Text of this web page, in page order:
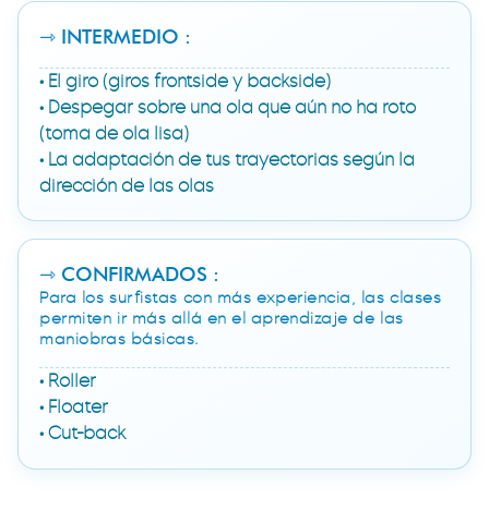
⇾ INTERMEDIO :
• El giro (giros frontside y backside)
• Despegar sobre una ola que aún no ha roto
(toma de ola lisa)
• La adaptación de tus trayectorias según la
dirección de las olas
⇾ CONFIRMADOS :
Para los surfistas con más experiencia, las clases
permiten ir más allá en el aprendizaje de las
maniobras básicas.
• Roller
• Floater
• Cut-back